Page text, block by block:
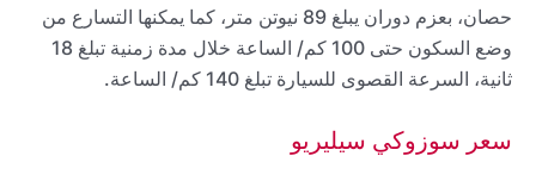
حصان، بعزم دوران يبلغ 89 نيوتن متر، كما يمكنها التسارع من
وضع السكون حتى 100 كم/ الساعة خلال مدة زمنية تبلغ 18
ثانية، السرعة القصوى للسيارة تبلغ 140 كم/ الساعة.
سعر سوزوكي سيليريو